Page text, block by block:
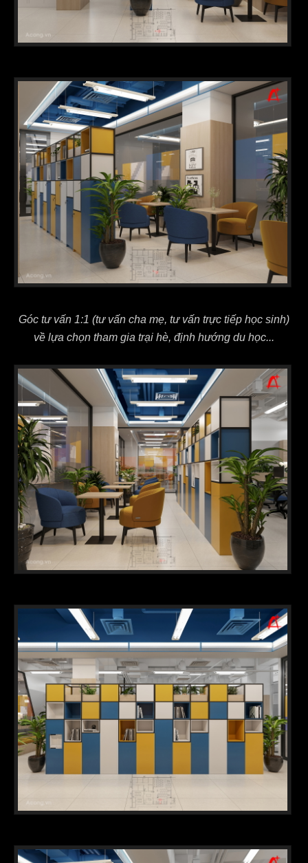
Góc tư vấn 1:1 (tư vấn cha mẹ, tư vấn trực tiếp học sinh)
về lựa chọn tham gia trại hè, định hướng du học...